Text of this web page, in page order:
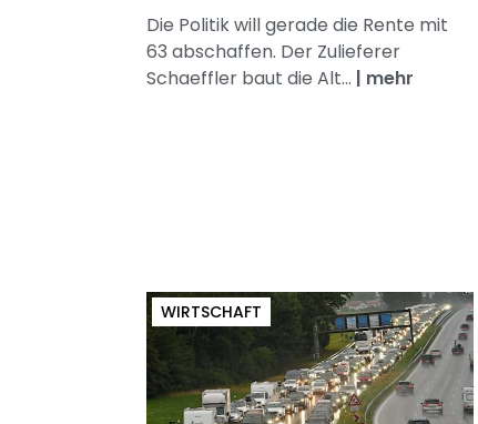
Die Politik will gerade die Rente mit
63 abschaffen. Der Zulieferer
Schaeffler baut die Alt... | mehr
WIRTSCHAFT